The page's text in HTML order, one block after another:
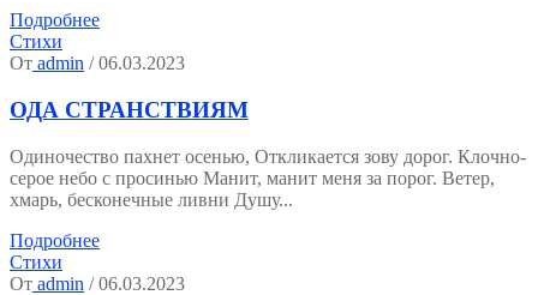
Подробнее
Стихи
От admin / 06.03.2023
ОДА СТРАНСТВИЯМ
Одиночество пахнет осенью, Откликается зову дорог. Клочно-
серое небо с просинью Манит, манит меня за порог. Ветер,
хмарь, бесконечные ливни Душу...
Подробнее
Стихи
От admin / 06.03.2023